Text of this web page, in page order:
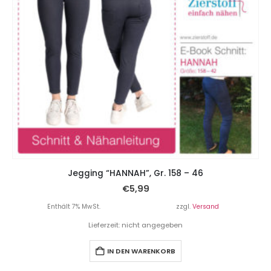
Jegging “HANNAH”, Gr. 158 – 46
€5,99
Enthält 7% MwSt. zzgl. Versand
Lieferzeit: nicht angegeben
IN DEN WARENKORB